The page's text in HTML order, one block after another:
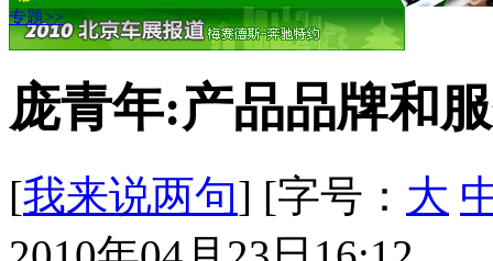
专题>>
庞青年:产品品牌和
[我来说两句] [字号： 大